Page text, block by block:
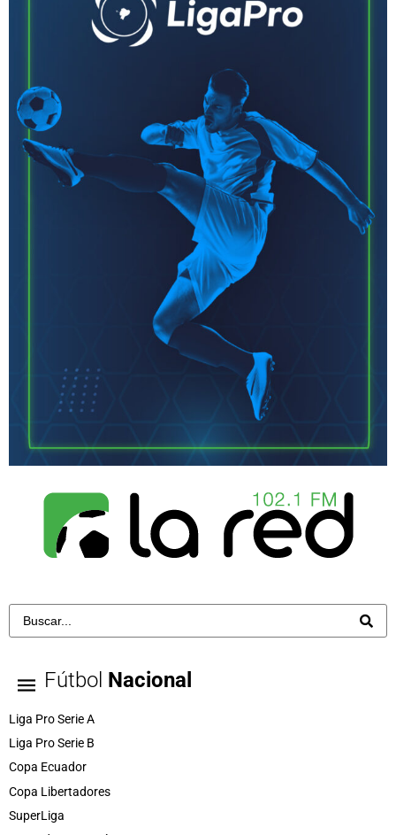
Fútbol Nacional
Liga Pro Serie A
Liga Pro Serie B
Copa Ecuador
Copa Libertadores
SuperLiga